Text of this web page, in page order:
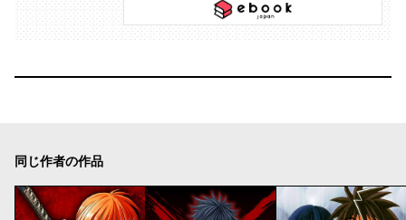
同じ作者の作品